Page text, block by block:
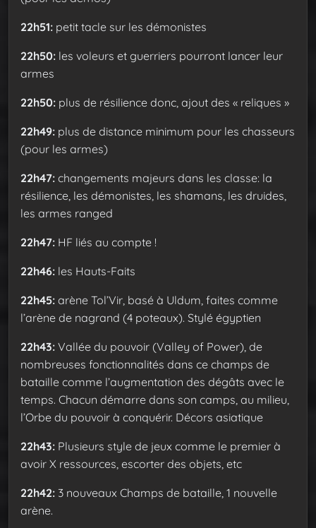
22h51: petit tacle sur les démonistes
22h50: les voleurs et guerriers pourront lancer leur
armes
22h50: plus de résilience donc, ajout des « reliques »
22h49: plus de distance minimum pour les chasseurs
(pour les armes)
22h47: changements majeurs dans les classe: la
résilience, les démonistes, les shamans, les druides,
les armes ranged
22h47: HF liés au compte !
22h46: les Hauts-Faits
22h45: arène Tol’Vir, basé à Uldum, faites comme
l’arène de nagrand (4 poteaux). Stylé égyptien
22h43: Vallée du pouvoir (Valley of Power), de
nombreuses fonctionnalités dans ce champs de
bataille comme l’augmentation des dégâts avec le
temps. Chacun démarre dans son camps, au milieu,
l’Orbe du pouvoir à conquérir. Décors asiatique
22h43: Plusieurs style de jeux comme le premier à
avoir X ressources, escorter des objets, etc
22h42: 3 nouveaux Champs de bataille, 1 nouvelle
arène.